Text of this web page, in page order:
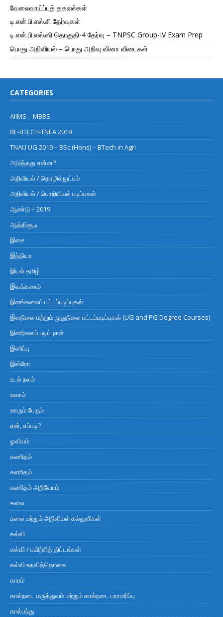
வேலைவாய்ப்புத் தகவல்கள்
டி.என்.பி.எஸ்.சி தேர்வுகள்
டி.என்.பி.எஸ்.ஸி தொகுதி-4 தேர்வு – TNPSC Group-IV Exam Prep
பொது அறிவியல் – பொது அறிவு வினா விடைகள்
CATEGORIES
AIIMS – MBBS
BE-BTECH-TNEA 2019
TNAU UG 2019 – BSc (Hons) – BTech in Agri
அடுத்தது என்ன?
அறிவியல் / தொழில்நுட்பம்
அறிவியல் / பொறியியல் படிப்புகள்
ஆண்டு – 2019
ஆத்திசூடி
இசை
இந்தியா
இயல் தமிழ்
இலக்கணம்
இளங்கலைப் பட்டப்படிப்புகள்
இளநிலை மற்றும் முதுநிலை பட்டப்படிப்புகள் (UG and PG Degree Courses)
இளநிலைப் படிப்புகள்
இனிப்பு
இஸ்ரோ
உடல் நலம்
உலகம்
ஊரும் பேரும்
ஏன், எப்படி?
ஓவியம்
கணிதம்
கணிதம்
கணிதம் அறிவோம்
கலை
கலை மற்றும் அறிவியல் கல்லூரிகள்
கல்வி
கல்வி / பயிற்சித் திட்டங்கள்
கல்வி உதவித்தொகை
காரம்
கால்நடை மருத்துவம் மற்றும் கால்நடை பராமரிப்பு
கால்பந்து